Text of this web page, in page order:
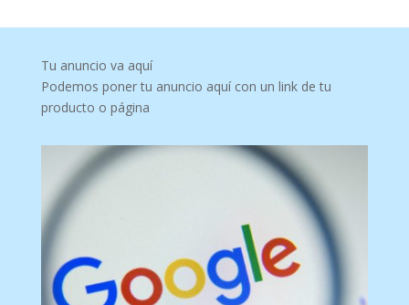
Tu anuncio va aquí
Podemos poner tu anuncio aquí con un link de tu
producto o página